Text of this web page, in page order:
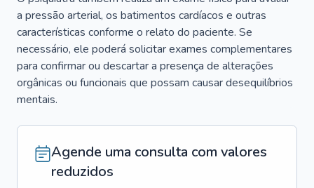
a pressão arterial, os batimentos cardíacos e outras
características conforme o relato do paciente. Se
necessário, ele poderá solicitar exames complementares
para confirmar ou descartar a presença de alterações
orgânicas ou funcionais que possam causar desequilíbrios
mentais.
Agende uma consulta com valores
reduzidos